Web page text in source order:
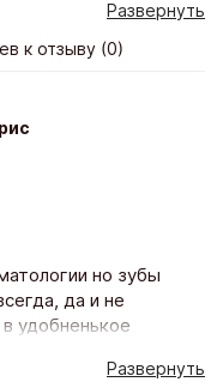
моему нет предела!
доставка почтой
Развернуть
к отзыву (0)
но зубы
да и не
удобненькое
Боли нет
Развернуть